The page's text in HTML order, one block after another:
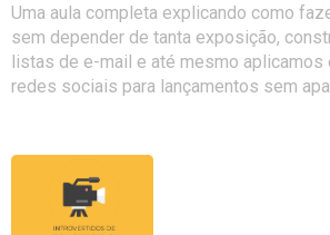
Uma aula completa explicando como
sem depender de tanta exposição,
listas de e-mail e até mesmo
redes sociais para lançamentos sem